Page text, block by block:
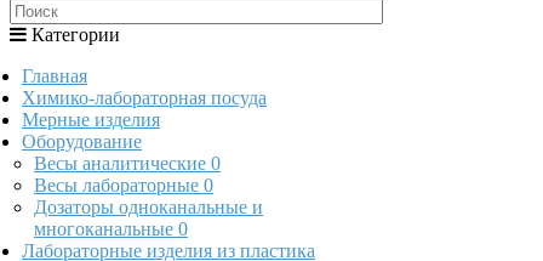
Категории
Главная
Химико-лабораторная посуда
Мерные изделия
Оборудование
Весы аналитические 0
Весы лабораторные 0
Дозаторы одноканальные и
многоканальные 0
Лабораторные изделия из пластика